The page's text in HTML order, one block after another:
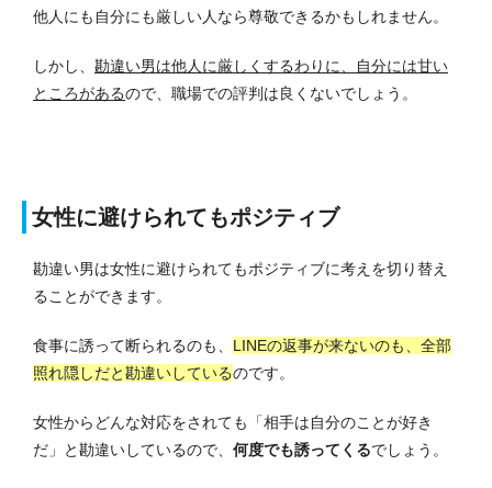
他人にも自分にも厳しい人なら尊敬できるかもしれません。
しかし、 勘違い男は他人に厳しくするわりに、自分には甘い
ところがあるので、職場での評判は良くないでしょう。
女性に避けられてもポジティブ
勘違い男は女性に避けられてもポジティブに考えを切り替え
ることができます。
食事に誘って断られるのも、 LINEの返事が来ないのも、全部
照れ隠しだと勘違いしているのです。
女性からどんな対応をされても「相手は自分のことが好き
だ」と勘違いしているので、 何度でも誘ってくるでしょう。